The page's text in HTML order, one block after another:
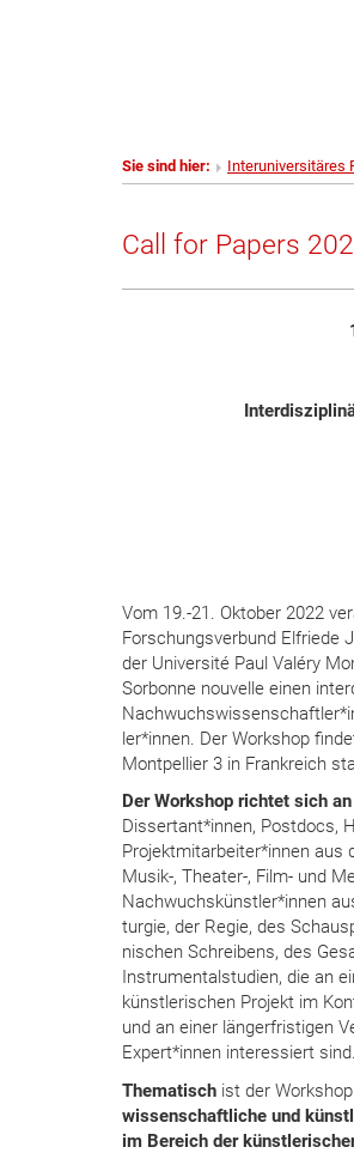
Sie sind hier: Interuniversitäres
Call for Papers
Vom 19.-21. Oktober 2022
Forschungsverbund Elfriede
der Université Paul Valéry
Sorbonne nouvelle einen
ler*innen. Der Workshop
Montpellier 3 in Frankreich
Der Workshop richtet sich an
Dissertant*innen, Postdocs,
Projektmitarbeiter*innen aus
Musik-, Theater-, Film- und
Nachwuchskünstler*innen
turgie, der Regie, des
nischen Schreibens, des
Instrumentalstudien, die an
künstlerischen Projekt im
und an einer längerfristigen
Expert*innen interessiert sind.
Thematisch ist der
wissenschaftliche und
im Bereich der